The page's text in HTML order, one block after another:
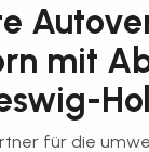
mit
für die